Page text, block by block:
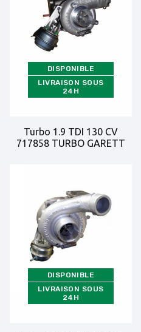
DISPONIBLE
LIVRAISON SOUS
24H
Turbo 1.9 TDI 130 CV
717858 TURBO GARETT
DISPONIBLE
LIVRAISON SOUS
24H